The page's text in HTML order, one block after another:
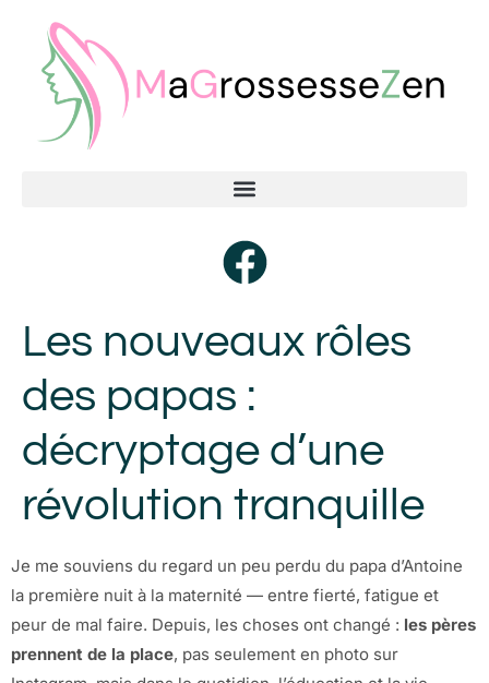
Les nouveaux rôles
des papas :
décryptage d’une
révolution tranquille
Je me souviens du regard un peu perdu du papa d’Antoine
la première nuit à la maternité — entre fierté, fatigue et
peur de mal faire. Depuis, les choses ont changé : les pères
prennent de la place, pas seulement en photo sur